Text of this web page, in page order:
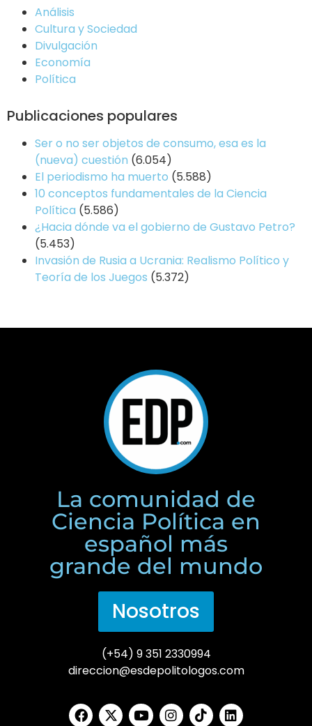
Análisis
Cultura y Sociedad
Divulgación
Economía
Política
Publicaciones populares
Ser o no ser objetos de consumo, esa es la
(nueva) cuestión (6.054)
El periodismo ha muerto (5.588)
10 conceptos fundamentales de la Ciencia
Política (5.586)
¿Hacia dónde va el gobierno de Gustavo Petro?
(5.453)
Invasión de Rusia a Ucrania: Realismo Político y
Teoría de los Juegos (5.372)
La comunidad de
Ciencia Política en
español más
grande del mundo
Nosotros
(+54) 9 351 2330994
direccion@esdepolitologos.com